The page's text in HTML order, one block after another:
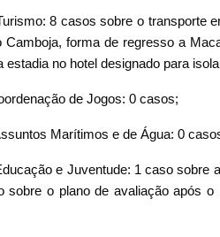
8 casos sobre o transporte
forma de regresso a
no hotel designado para
de Jogos: 0 casos;
Marítimos e de Água: 0
e Juventude: 1 caso sobre
sobre o plano de avaliação após